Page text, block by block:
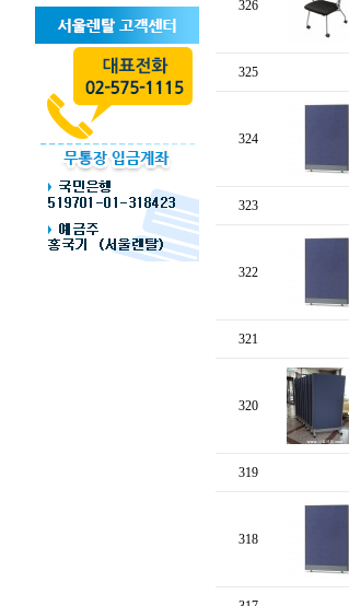
326
325
324
323
322
321
320
319
318